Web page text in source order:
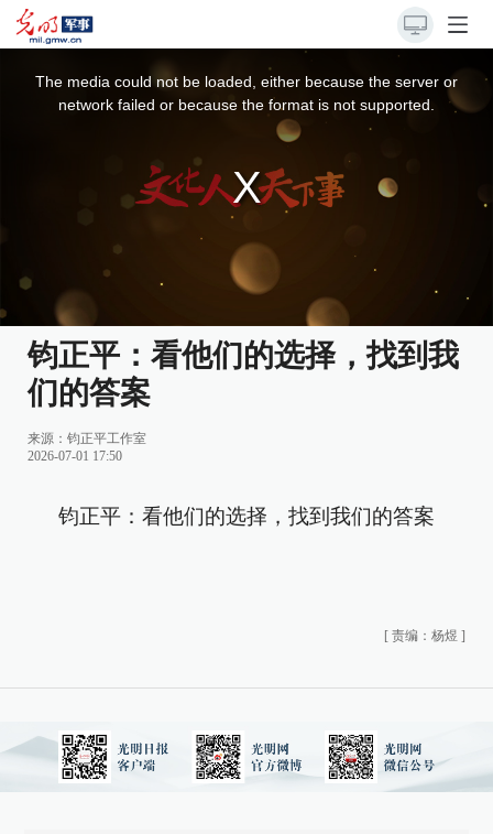
The media could not be loaded, either because the server or
network failed or because the format is not supported.
钧正平：看他们的选择，找到我
们的答案
来源： 钧正平工作室
2026-07-01 17:50
钧正平：看他们的选择，找到我们的答案
[ 责编：杨煜 ]